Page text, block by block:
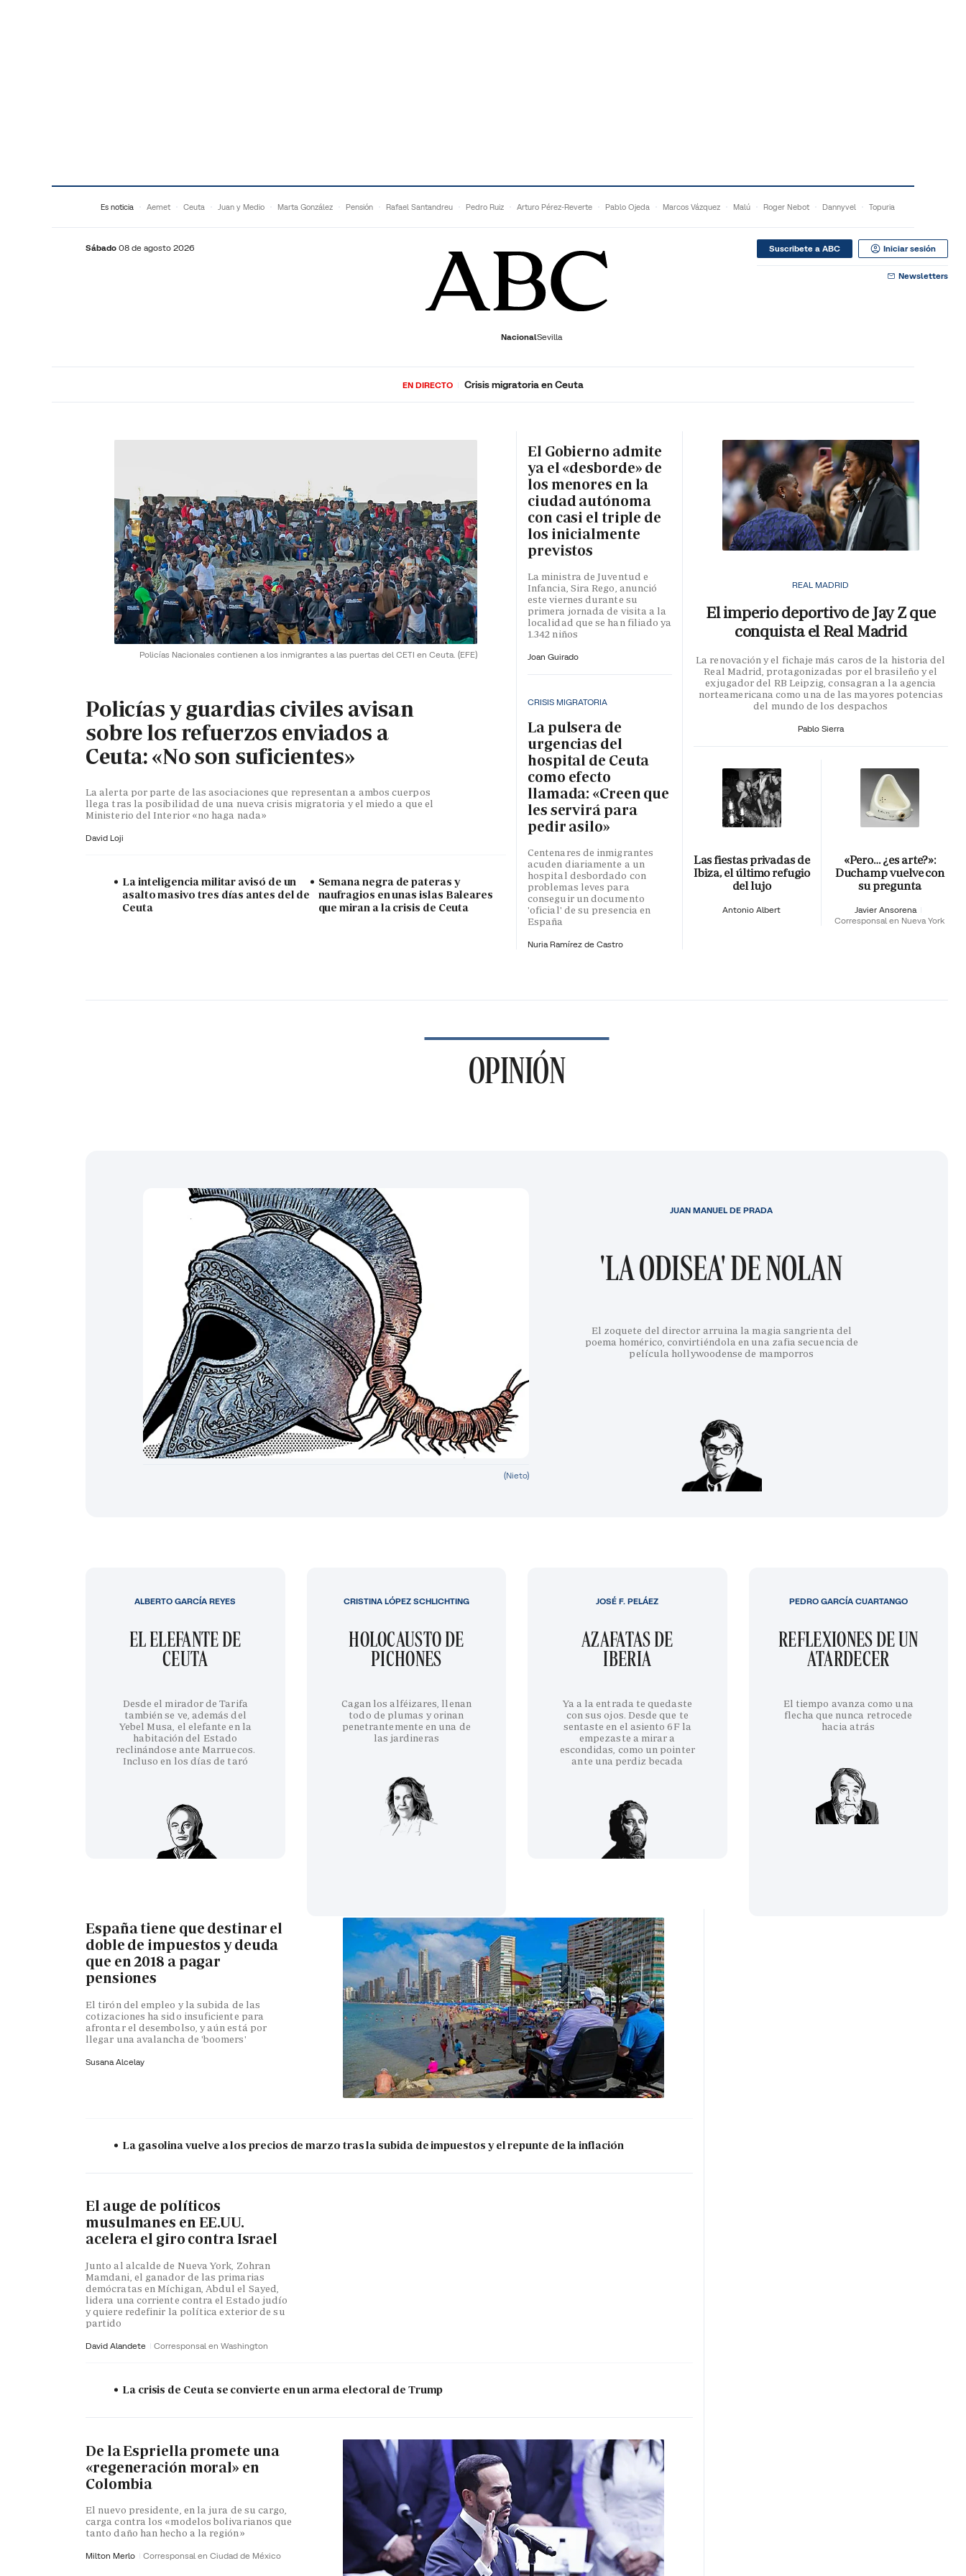
Es noticia Aemet Ceuta Juan y Medio Marta González Pensión Rafael Santandreu Pedro Ruiz Arturo Pérez-Reverte Pablo Ojeda Marcos Vázquez Malú Roger Nebot Dannyvel Topuria
Sábado 08 de agosto 2026
NacionalSevilla
Suscribete a ABC Iniciar sesión
Newsletters
ECONOMÍADEPORTES SOCIEDADCULTURAGENTEPLAY
EN DIRECTO Crisis migratoria en Ceuta
Policías Nacionales contienen a los inmigrantes a las puertas del CETI en Ceuta. (EFE)
Policías y guardias civiles avisan
sobre los refuerzos enviados a
Ceuta: «No son suficientes»
La alerta por parte de las asociaciones que representan a ambos cuerpos
llega tras la posibilidad de una nueva crisis migratoria y el miedo a que el
Ministerio del Interior «no haga nada»
David Loji
La inteligencia militar avisó de un
asalto masivo tres días antes del de
Ceuta
Semana negra de pateras y
naufragios en unas islas Baleares
que miran a la crisis de Ceuta
El Gobierno admite
ya el «desborde» de
los menores en la
ciudad autónoma
con casi el triple de
los inicialmente
previstos
La ministra de Juventud e
Infancia, Sira Rego, anunció
este viernes durante su
primera jornada de visita a la
localidad que se han filiado ya
1.342 niños
Joan Guirado
CRISIS MIGRATORIA
La pulsera de
urgencias del
hospital de Ceuta
como efecto
llamada: «Creen que
les servirá para
pedir asilo»
Centenares de inmigrantes
acuden diariamente a un
hospital desbordado con
problemas leves para
conseguir un documento
'oficial' de su presencia en
España
Nuria Ramírez de Castro
REAL MADRID
El imperio deportivo de Jay Z que
conquista el Real Madrid
La renovación y el fichaje más caros de la historia del
Real Madrid, protagonizadas por el brasileño y el
exjugador del RB Leipzig, consagran a la agencia
norteamericana como una de las mayores potencias
del mundo de los despachos
Pablo Sierra
Las fiestas privadas de
Ibiza, el último refugio
del lujo
Antonio Albert
«Pero… ¿es arte?»:
Duchamp vuelve con
su pregunta
Javier Ansorena
Corresponsal en Nueva York
OPINIÓN
(Nieto)
'LA ODISEA' DE NOLAN
El zoquete del director arruina la magia sangrienta del
poema homérico, convirtiéndola en una zafia secuencia de
película hollywoodense de mamporros
JUAN MANUEL DE PRADA
EL ELEFANTE DE
CEUTA
Desde el mirador de Tarifa
también se ve, además del
Yebel Musa, el elefante en la
habitación del Estado
reclinándose ante Marruecos.
Incluso en los días de taró
ALBERTO GARCÍA REYES
HOLOCAUSTO DE
PICHONES
Cagan los alféizares, llenan
todo de plumas y orinan
penetrantemente en una de
las jardineras
CRISTINA LÓPEZ SCHLICHTING
AZAFATAS DE
IBERIA
Ya a la entrada te quedaste
con sus ojos. Desde que te
sentaste en el asiento 6F la
empezaste a mirar a
escondidas, como un pointer
ante una perdiz becada
JOSÉ F. PELÁEZ
REFLEXIONES DE UN
ATARDECER
El tiempo avanza como una
flecha que nunca retrocede
hacia atrás
PEDRO GARCÍA CUARTANGO
España tiene que destinar el
doble de impuestos y deuda
que en 2018 a pagar
pensiones
El tirón del empleo y la subida de las
cotizaciones ha sido insuficiente para
afrontar el desembolso, y aún está por
llegar una avalancha de 'boomers'
Susana Alcelay
La gasolina vuelve a los precios de marzo tras la subida de impuestos y el repunte de la inflación
El auge de políticos
musulmanes en EE.UU.
acelera el giro contra Israel
Junto al alcalde de Nueva York, Zohran
Mamdani, el ganador de las primarias
demócratas en Míchigan, Abdul el Sayed,
lidera una corriente contra el Estado judío
y quiere redefinir la política exterior de su
partido
David Alandete Corresponsal en Washington
La crisis de Ceuta se convierte en un arma electoral de Trump
De la Espriella promete una
«regeneración moral» en
Colombia
El nuevo presidente, en la jura de su cargo,
carga contra los «modelos bolivarianos que
tanto daño han hecho a la región»
Milton Merlo Corresponsal en Ciudad de México